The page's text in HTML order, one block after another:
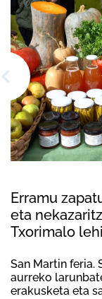
Erramu
eta
Txorimalo
San Martin feria.
aurreko
erakusketa eta